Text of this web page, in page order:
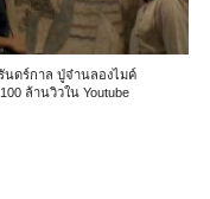
นดร์กาล ปู่จ๋านลองไมค์
ล้านวิวใน Youtube